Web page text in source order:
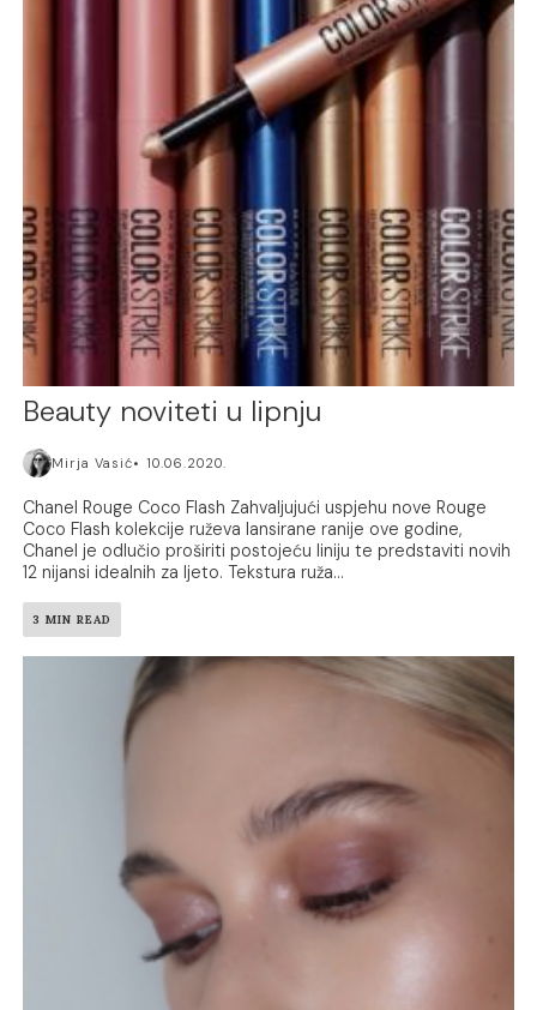
Beauty noviteti u lipnju
Mirja Vasić 10.06.2020.
Chanel Rouge Coco Flash Zahvaljujući uspjehu nove Rouge
Coco Flash kolekcije ruževa lansirane ranije ove godine,
Chanel je odlučio proširiti postojeću liniju te predstaviti novih
12 nijansi idealnih za ljeto. Tekstura ruža...
3 MIN READ